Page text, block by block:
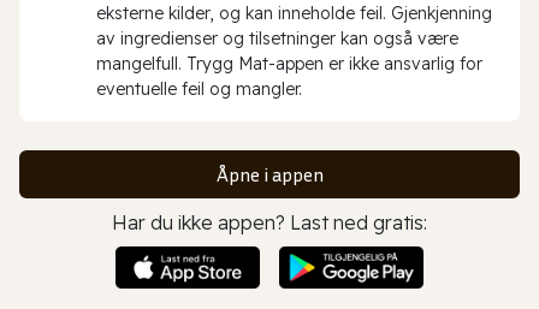
eksterne kilder, og kan inneholde feil. Gjenkjenning
av ingredienser og tilsetninger kan også være
mangelfull. Trygg Mat-appen er ikke ansvarlig for
eventuelle feil og mangler.
Åpne i appen
Har du ikke appen? Last ned gratis: